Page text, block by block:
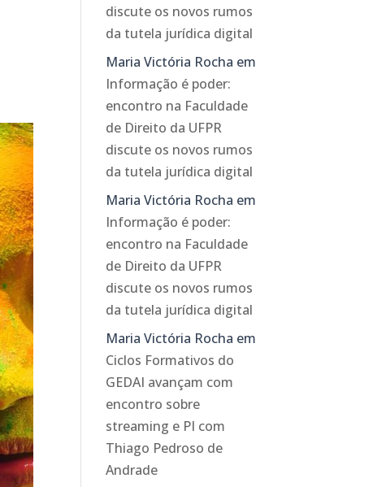
discute os novos rumos
da tutela jurídica digital
Maria Victória Rocha em
Informação é poder:
encontro na Faculdade
de Direito da UFPR
discute os novos rumos
da tutela jurídica digital
Maria Victória Rocha em
Informação é poder:
encontro na Faculdade
de Direito da UFPR
discute os novos rumos
da tutela jurídica digital
Maria Victória Rocha em
Ciclos Formativos do
GEDAI avançam com
encontro sobre
streaming e PI com
Thiago Pedroso de
Andrade